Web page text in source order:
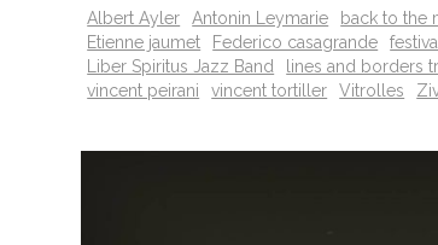
Albert Ayler Antonin Leymarie back to the
Etienne jaumet
Federico casagrande
Liber Spiritus Jazz Band
lines and borders
vincent peirani
vincent tortiller Vitrolles